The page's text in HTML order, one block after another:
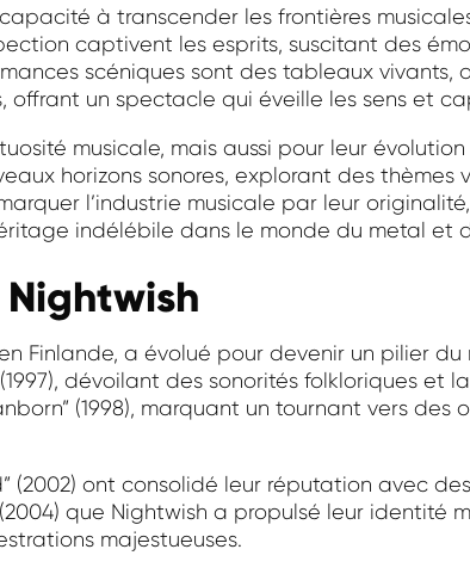
à transcender les frontières
captivent les esprits, suscitant des
scéniques sont des tableaux
un spectacle qui éveille les sens et
musicale, mais aussi pour leur
horizons sonores, explorant des
l’industrie musicale par leur
indélébile dans le monde du metal et
Finlande, a évolué pour devenir un pilier
dévoilant des sonorités folkloriques et
(1998), marquant un tournant vers
(2002) ont consolidé leur réputation avec
(2004) que Nightwish a propulsé leur identité
majestueuses.